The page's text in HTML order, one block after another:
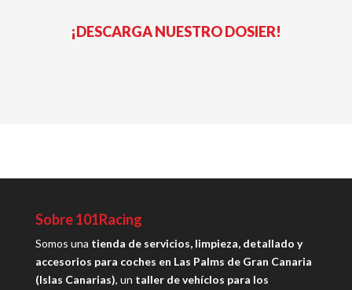
¡DESCARGA NUESTRO DOSIER!
Sobre 101Racing
Somos una tienda de servicios, limpieza, detallado y
accesorios para coches en Las Palms de Gran Canaria
(Islas Canarias), un taller de vehíclos para los